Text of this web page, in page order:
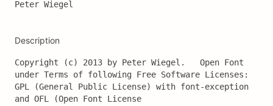
Peter Wiegel
Description
Copyright (c) 2013 by Peter Wiegel.   Open Font
under Terms of following Free Software Licenses:
GPL (General Public License) with font-exception
and OFL (Open Font License